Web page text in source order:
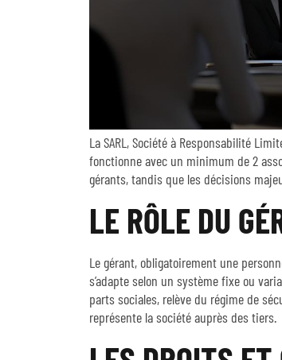
La SARL, Société à Responsabilité
fonctionne avec un minimum de 2
gérants, tandis que les décisions
LE RÔLE DU
Le gérant, obligatoirement une
s’adapte selon un système fixe ou
parts sociales, relève du régime de
représente la société auprès des tiers.